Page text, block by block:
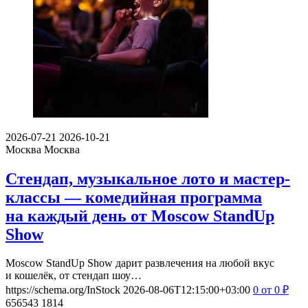
2026-07-21 2026-10-21
Москва Москва
Стендап, музыкальное лото и мастер-
классы — комедийная программа
на каждый день от Moscow StandUp
Show
Moscow StandUp Show дарит развлечения на любой вкус
и кошелёк, от стендап шоу…
https://schema.org/InStock 2026-08-06T12:15:00+03:00 0 от 0 ₽
656543 1814